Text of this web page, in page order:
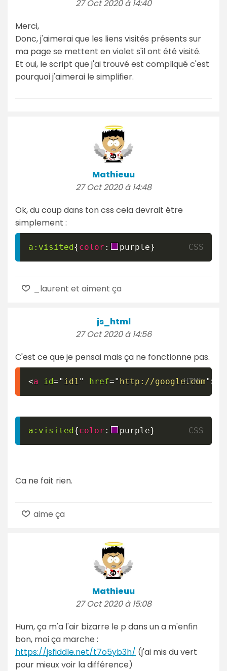
27 Oct 2020 à 14:40
Merci,
Donc, j'aimerai que les liens visités présents sur
ma page se mettent en violet s'il ont été visité.
Et oui, le script que j'ai trouvé est compliqué c'est
pourquoi j'aimerai le simplifier.
Mathieuu
27 Oct 2020 à 14:48
Ok, du coup dans ton css cela devrait être
simplement :
a :visited{color : purple}
_laurent et aiment ça
js_html
27 Oct 2020 à 14:56
C'est ce que je pensai mais ça ne fonctionne pas.
<a id=" id1 " href=" http://google.com">
a :visited{color : purple}
Ca ne fait rien.
aime ça
Mathieuu
27 Oct 2020 à 15:08
Hum, ça m'a l'air bizarre le p dans un a m'enfin
bon, moi ça marche :
https://jsfiddle.net/t7o5yb3h/ (j'ai mis du vert
pour mieux voir la différence)